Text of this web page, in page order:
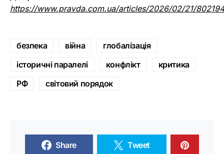
https://www.pravda.com.ua/articles/2026/02/21/
безпека війна
глобалізація
історичні паралелі
конфлікт
критика
РФ
світовий порядок
Share Tweet